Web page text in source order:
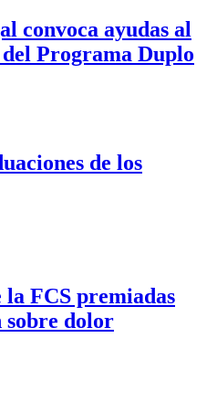
convoca ayudas al
Programa Duplo
de los
la FCS premiadas
sobre dolor